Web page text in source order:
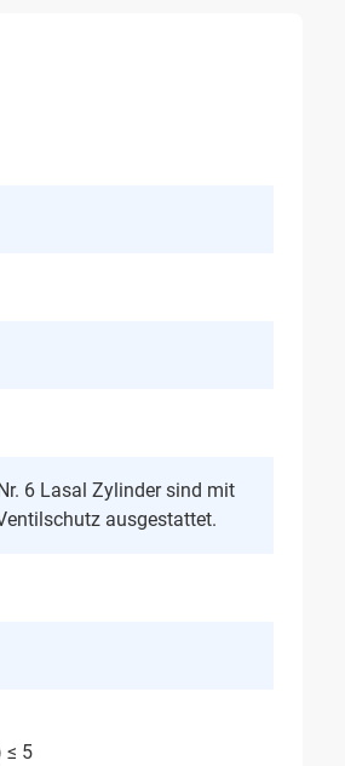
6 Lasal Zylinder sind mit
ausgestattet.
≤ 5